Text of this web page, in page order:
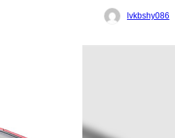
lvkbshy086